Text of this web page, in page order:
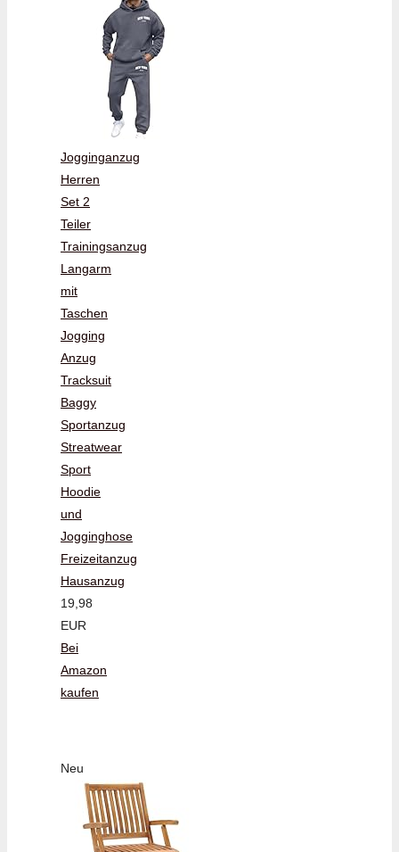
Jogginganzug
Herren
Set 2
Teiler
Trainingsanzug
Langarm
mit
Taschen
Jogging
Anzug
Tracksuit
Baggy
Sportanzug
Streatwear
Sport
Hoodie
und
Jogginghose
Freizeitanzug
Hausanzug
19,98
EUR
Bei
Amazon
kaufen
Neu